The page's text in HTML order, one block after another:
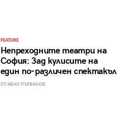
FEATURE
Непреходните театри на
София: Зад кулисите на
един по-различен спектакъл
ОТ ИВАН ПЪРВАНОВ